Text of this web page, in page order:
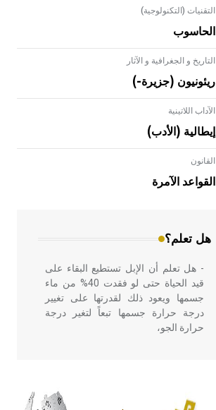
التقنيات (التكنولوجية)
الحاسوب
التاريخ و الجغرافية و الآثار
ريئونيون (جزيرة-)
الآداب اللاتينية
إيطالية (الأدب)
القانون
القواعد الآمرة
هل تعلم؟
- هل تعلم أن الأبلق نوع من الفنون
الهندسية التي ارتبطت بالعمارة الإسلامية
في بلاد الشام ومصر خاصة، حيث يحرص
- هل تعلم أن الإبل تستطيع البقاء على
قيد الحياة حتى لو فقدت 40% من ماء
جسمها ويعود ذلك لقدرتها على تغيير
درجة حرارة جسمها تبعاً لتغير درجة
حرارة الجو،
أربعة مؤلفات هي: الحكم، الأدلة، تنظيم
التغذية، ورسالته في جروح الرأس.